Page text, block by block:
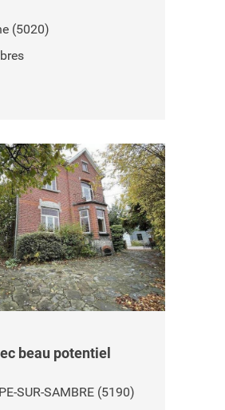
(5020)
beau potentiel
SUR-SAMBRE (5190)